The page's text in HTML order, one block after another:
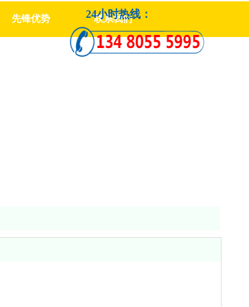
24小时热线：
先锋优势 联系我们